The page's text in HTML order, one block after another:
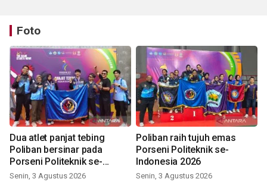
Foto
Dua atlet panjat tebing
Poliban bersinar pada
Porseni Politeknik se-
Indonesia 2026
Senin, 3 Agustus 2026
Poliban raih tujuh emas
Porseni Politeknik se-
Indonesia 2026
Senin, 3 Agustus 2026